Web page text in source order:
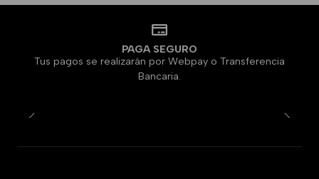
PAGA SEGURO
Tus pagos se realizarán por Webpay o Transferencia
Bancaria.